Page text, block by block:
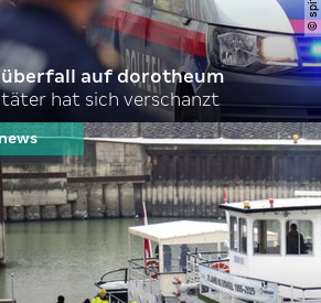
überfall auf dorotheum
täter hat sich verschanzt